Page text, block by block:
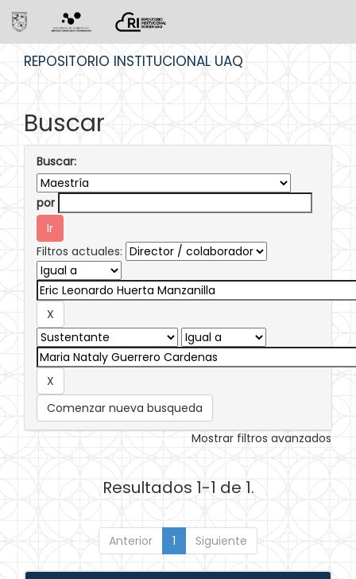
REPOSITORIO INSTITUCIONAL UAQ
Buscar
Buscar:
por
Filtros actuales:
Comenzar nueva busqueda
Mostrar filtros avanzados
Resultados 1-1 de 1.
Anterior 1 Siguiente